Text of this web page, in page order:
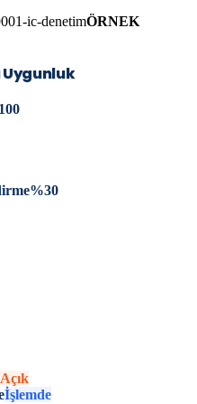
ic-denetimÖRNEK
Uygunluk
100
%30
Açık
İşlemde